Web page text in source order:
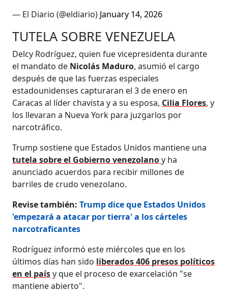
— El Diario (@eldiario) January 14, 2026
TUTELA SOBRE VENEZUELA
Delcy Rodríguez, quien fue vicepresidenta durante
el mandato de Nicolás Maduro, asumió el cargo
después de que las fuerzas especiales
estadounidenses capturaran el 3 de enero en
Caracas al líder chavista y a su esposa, Cilia Flores, y
los llevaran a Nueva York para juzgarlos por
narcotráfico.
Trump sostiene que Estados Unidos mantiene una
tutela sobre el Gobierno venezolanoy ha
anunciado acuerdos para recibir millones de
barriles de crudo venezolano.
Revise también:Trump dice que Estados Unidos
'empezará a atacar por tierra' a los cárteles
narcotraficantes
Rodríguez informó este miércoles que en los
últimos días han sido liberados 406 presos políticos
en el paísy que el proceso de exarcelación "se
mantiene abierto".